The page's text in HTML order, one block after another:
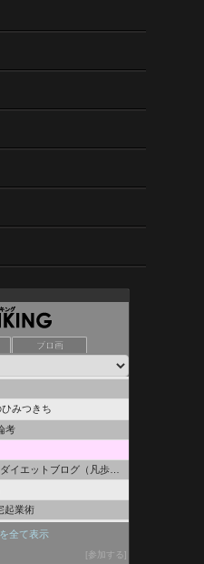
ブロ画
公開するブログ
ひみつきち
考
エットブログ（凡歩の）
起業術
のおすすめと評判
全て表示
参加する